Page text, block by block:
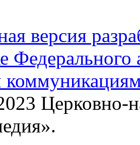
версия
Федерального
Церковно-